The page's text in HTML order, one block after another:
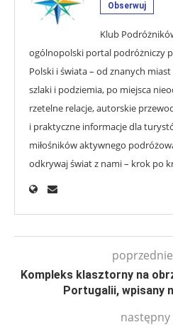
Obserwuj
Klub
ogólnopolski portal podróżniczy
Polski i świata – od znanych
szlaki i podziemia, po miejsca
rzetelne relacje, autorskie
i praktyczne informacje dla
miłośników aktywnego
odkrywaj świat z nami – krok po
Kompleks klasztorny na
Portugalii, wpisany
następny